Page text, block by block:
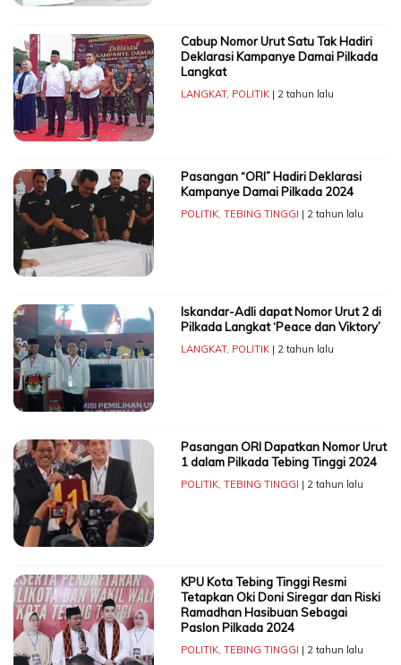
Cabup Nomor Urut Satu Tak Hadiri
Deklarasi Kampanye Damai Pilkada
Langkat
LANGKAT, POLITIK| 2 tahun lalu
Pasangan “ORI” Hadiri Deklarasi
Kampanye Damai Pilkada 2024
POLITIK, TEBING TINGGI | 2 tahun lalu
Iskandar-Adli dapat Nomor Urut 2 di
Pilkada Langkat ‘Peace dan Viktory’
LANGKAT, POLITIK| 2 tahun lalu
Pasangan ORI Dapatkan Nomor Urut
1 dalam Pilkada Tebing Tinggi 2024
POLITIK, TEBING TINGGI | 2 tahun lalu
KPU Kota Tebing Tinggi Resmi
Tetapkan Oki Doni Siregar dan Riski
Ramadhan Hasibuan Sebagai
Paslon Pilkada 2024
POLITIK, TEBING TINGGI | 2 tahun lalu